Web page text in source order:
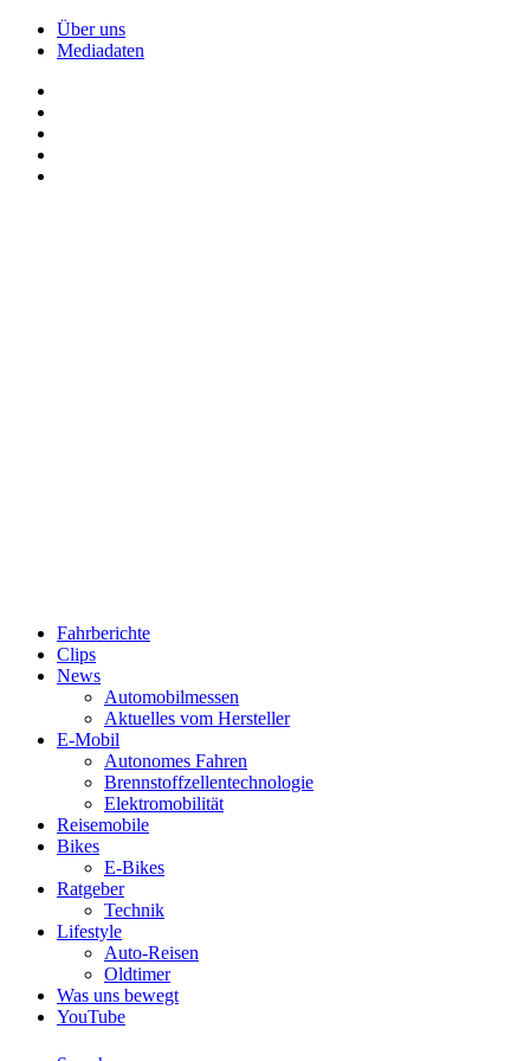
Über uns
Mediadaten
Fahrberichte
Clips
News
Automobilmessen
Aktuelles vom Hersteller
E-Mobil
Autonomes Fahren
Brennstoffzellentechnologie
Elektromobilität
Reisemobile
Bikes
E-Bikes
Ratgeber
Technik
Lifestyle
Auto-Reisen
Oldtimer
Was uns bewegt
YouTube